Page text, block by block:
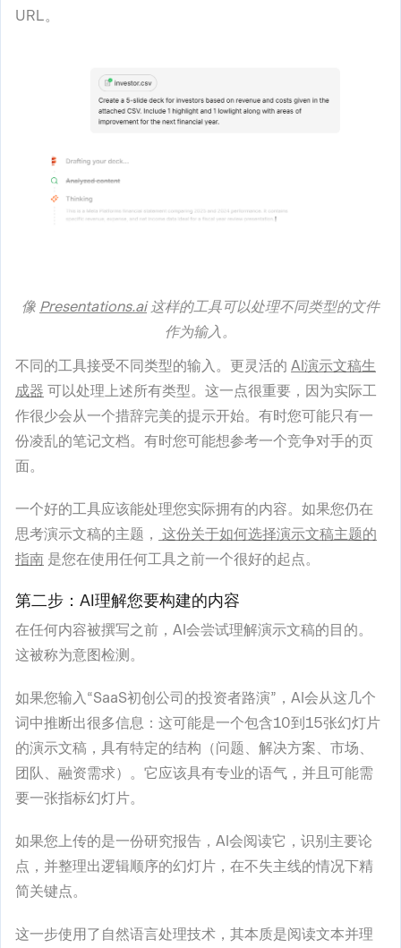
URL。
像 Presentations.ai这样的工具可以处理不同类型的文件
作为输入。
不同的工具接受不同类型的输入。更灵活的 AI演示文稿生
成器 可以处理上述所有类型。这一点很重要，因为实际工
作很少会从一个措辞完美的提示开始。有时您可能只有一
份凌乱的笔记文档。有时您可能想参考一个竞争对手的页
面。
一个好的工具应该能处理您实际拥有的内容。如果您仍在
思考演示文稿的主题， 这份关于如何选择演示文稿主题的
指南 是您在使用任何工具之前一个很好的起点。
第二步：AI理解您要构建的内容
在任何内容被撰写之前，AI会尝试理解演示文稿的目的。
这被称为意图检测。
如果您输入“SaaS初创公司的投资者路演”，AI会从这几个
词中推断出很多信息：这可能是一个包含10到15张幻灯片
的演示文稿，具有特定的结构（问题、解决方案、市场、
团队、融资需求）。它应该具有专业的语气，并且可能需
要一张指标幻灯片。
如果您上传的是一份研究报告，AI会阅读它，识别主要论
点，并整理出逻辑顺序的幻灯片，在不失主线的情况下精
简关键点。
这一步使用了自然语言处理技术，其本质是阅读文本并理